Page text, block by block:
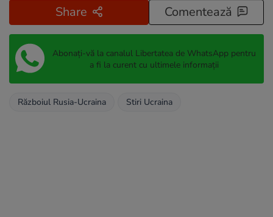
Share Comentează
Abonați-vă la canalul Libertatea de WhatsApp pentru
a fi la curent cu ultimele informații
Războiul Rusia-Ucraina Stiri Ucraina